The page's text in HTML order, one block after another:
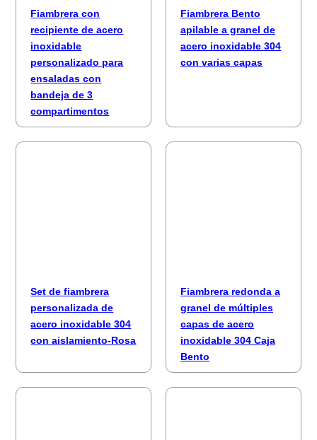
Fiambrera con
recipiente de acero
inoxidable
personalizado para
ensaladas con
bandeja de 3
compartimentos
Fiambrera Bento
apilable a granel de
acero inoxidable 304
con varias capas
Set de fiambrera
personalizada de
acero inoxidable 304
con aislamiento-Rosa
Fiambrera redonda a
granel de múltiples
capas de acero
inoxidable 304 Caja
Bento